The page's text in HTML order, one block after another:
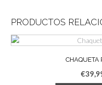
PRODUCTOS
CHAQUETA
€